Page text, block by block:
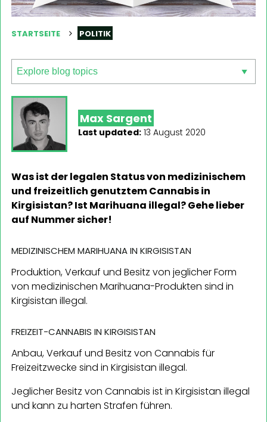
STARTSEITE POLITIK
Max Sargent
Last updated: 13 August 2020
Was ist der legalen Status von medizinischem
und freizeitlich genutztem Cannabis in
Kirgisistan? Ist Marihuana illegal? Gehe lieber
auf Nummer sicher!
MEDIZINISCHEM MARIHUANA IN KIRGISISTAN
Produktion, Verkauf und Besitz von jeglicher Form
von medizinischen Marihuana-Produkten sind in
Kirgisistan illegal.
FREIZEIT-CANNABIS IN KIRGISISTAN
Anbau, Verkauf und Besitz von Cannabis für
Freizeitzwecke sind in Kirgisistan illegal.
Jeglicher Besitz von Cannabis ist in Kirgisistan illegal
und kann zu harten Strafen führen.